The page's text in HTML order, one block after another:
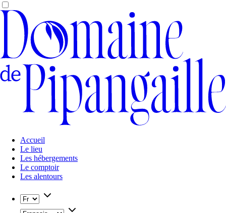
Accueil
Le lieu
Les hébergements
Le comptoir
Les alentours